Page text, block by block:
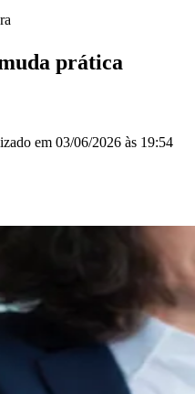
região
MarcoCidades da
Jardim São
Jardim
Luzia
Pirapora
de
Vila Boa VistaVila
Vila Nossa Sra. da
prática
em 03/06/2026 às 19:54